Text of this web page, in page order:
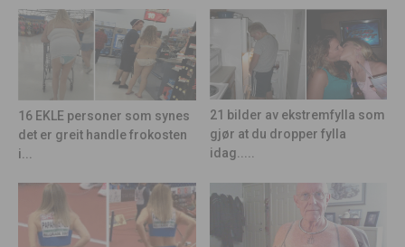
16 EKLE personer som synes
det er greit handle frokosten
i...
21 bilder av ekstremfylla som
gjør at du dropper fylla
idag.....